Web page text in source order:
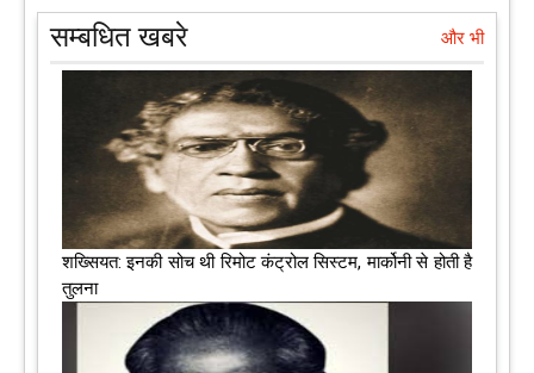
सम्बधित खबरे और भी
शख्सियत: इनकी सोच थी रिमोट कंट्रोल सिस्टम, मार्कोनी से होती है
तुलना